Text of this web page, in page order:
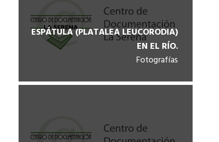
ESPÁTULA (PLATALEA LEUCORODIA)
EN EL RÍO.
Fotografías